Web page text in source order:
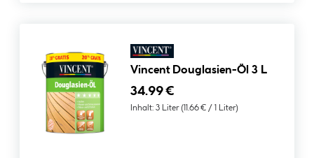
Vincent Douglasien-Öl 3 L
34.99 €
Inhalt: 3 Liter (11.66 € / 1 Liter)